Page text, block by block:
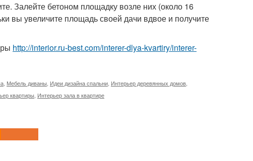
Залейте бетоном площадку возле них (около 16
вы увеличите площадь своей дачи вдвое и получите
http://interior.ru-best.com/interer-dlya-kvartiry/interer-
Мебель диваны Идеи дизайна спальни Интерьер деревянных домов
квартиры Интерьер зала в квартире